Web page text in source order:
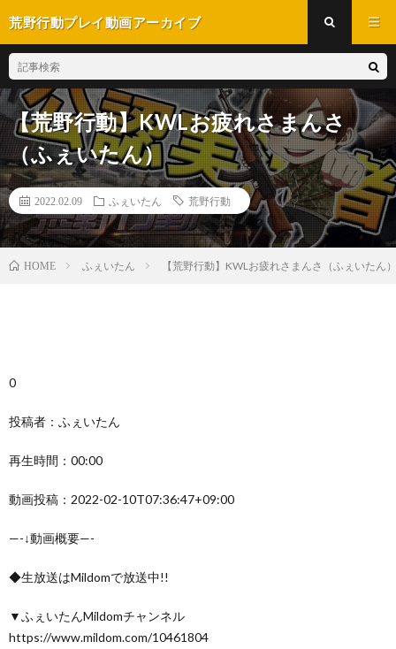
荒野行動プレイ動画アーカイブ
【荒野行動】KWLお疲れさまんさ
（ふぇいたん）
2022.02.09 ふぇいたん 荒野行動
HOME ふぇいたん 【荒野行動】KWLお疲れさまんさ（ふぇいたん）
0
投稿者：ふぇいたん
再生時間：00:00
動画投稿：2022-02-10T07:36:47+09:00
—-↓動画概要—-
◆生放送はMildomで放送中!!
▼ふぇいたんMildomチャンネル
https://www.mildom.com/10461804